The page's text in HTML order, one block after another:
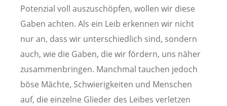
Potenzial voll auszuschöpfen, wollen wir diese
Gaben achten. Als ein Leib erkennen wir nicht
nur an, dass wir unterschiedlich sind, sondern
auch, wie die Gaben, die wir fördern, uns näher
zusammenbringen. Manchmal tauchen jedoch
böse Mächte, Schwierigkeiten und Menschen
auf, die einzelne Glieder des Leibes verletzen